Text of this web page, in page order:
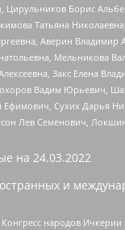
Борис
Татьяна
Аверин
Мельникова
Закс Елена
Вадим Юрьевич,
Сухих Дарья
Лев Семенович,
на 24.03.2022
и
народов Ичкерии